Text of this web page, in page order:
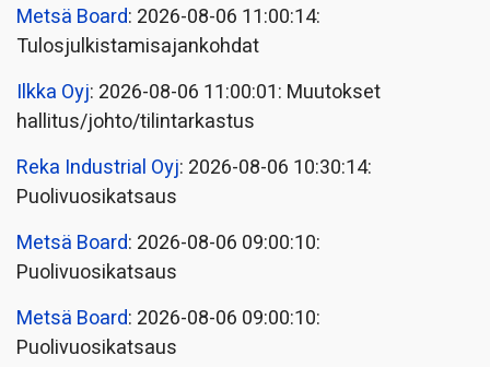
Metsä Board: 2026-08-06 11:00:14:
Tulosjulkistamisajankohdat
Ilkka Oyj: 2026-08-06 11:00:01: Muutokset
hallitus/johto/tilintarkastus
Reka Industrial Oyj: 2026-08-06 10:30:14:
Puolivuosikatsaus
Metsä Board: 2026-08-06 09:00:10:
Puolivuosikatsaus
Metsä Board: 2026-08-06 09:00:10:
Puolivuosikatsaus